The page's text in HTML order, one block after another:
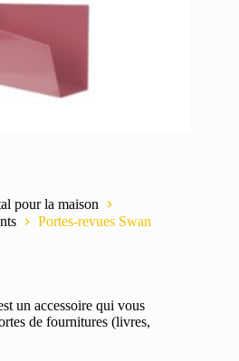
pour la maison
Portes-revues Swan
un accessoire qui vous
de fournitures (livres,